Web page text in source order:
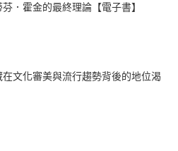
．霍金的最終理論【電子書】
文化審美與流行趨勢背後的地位渴